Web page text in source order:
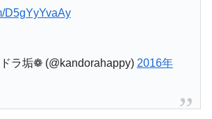
D5gYyYvaAy
ラ垢❁ (@kandorahappy) 2016年